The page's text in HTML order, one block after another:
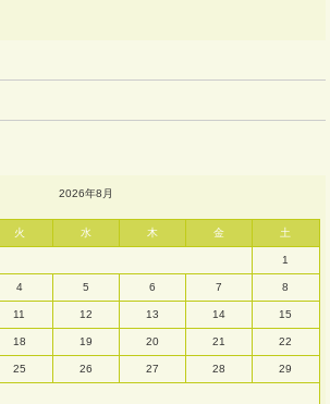
2026年8月
火 水 木 金 土
1
4 5 6 7 8
11 12 13 14 15
18 19 20 21 22
25 26 27 28 29